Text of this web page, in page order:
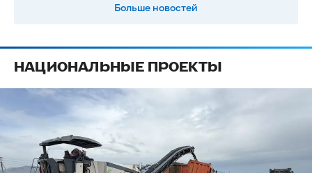
Больше новостей
НАЦИОНАЛЬНЫЕ ПРОЕКТЫ